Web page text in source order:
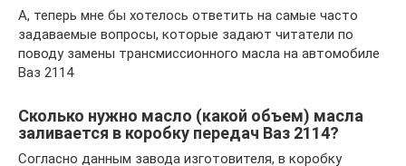
А, теперь мне бы хотелось ответить на самые часто
задаваемые вопросы, которые задают читатели по
поводу замены трансмиссионного масла на автомобиле
Ваз 2114
Сколько нужно масло (какой объем) масла
заливается в коробку передач Ваз 2114?
Согласно данным завода изготовителя, в коробку